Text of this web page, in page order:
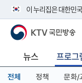
이 누리집은 대한민
공식 누리집 주소 확인
니다.
이밖에 or.kr 또는 .kr
서 도메인 주소를 확인
KTV 국민방송
뉴스 프로그
전체 정책 문화/